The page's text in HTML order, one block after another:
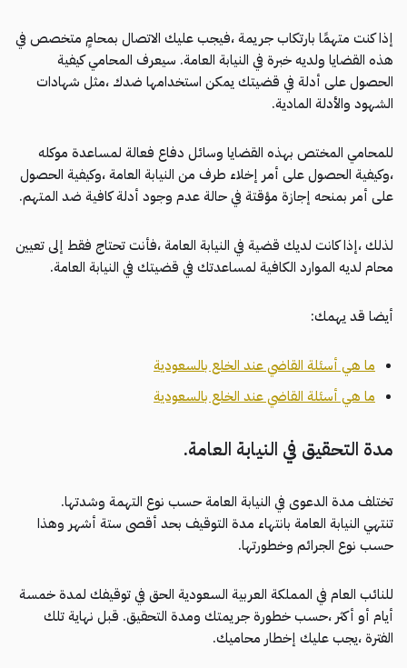
إذا كنت متهمًا بارتكاب جريمة ،فيجب عليك الاتصال بمحامٍ متخصص في
هذه القضايا ولديه خبرة في النيابة العامة. سيعرف المحامي كيفية
الحصول على أدلة في قضيتك يمكن استخدامها ضدك ،مثل شهادات
الشهود والأدلة المادية.
للمحامي المختص بهذه القضايا وسائل دفاع فعالة لمساعدة موكله
،وكيفية الحصول على أمر إخلاء طرف من النيابة العامة ،وكيفية الحصول
على أمر بمنحه إجازة مؤقتة في حالة عدم وجود أدلة كافية ضد المتهم.
لذلك ،إذا كانت لديك قضية في النيابة العامة ،فأنت تحتاج فقط إلى تعيين
محام لديه الموارد الكافية لمساعدتك في قضيتك في النيابة العامة.
أيضا قد يهمك:
ما هي أسئلة القاضي عند الخلع بالسعودية
ما هي أسئلة القاضي عند الخلع بالسعودية
مدة التحقيق في النيابة العامة.
تختلف مدة الدعوى في النيابة العامة حسب نوع التهمة وشدتها.
تنتهي النيابة العامة بانتهاء مدة التوقيف بحد أقصى ستة أشهر وهذا
حسب نوع الجرائم وخطورتها.
للنائب العام في المملكة العربية السعودية الحق في توقيفك لمدة خمسة
أيام أو أكثر ،حسب خطورة جريمتك ومدة التحقيق. قبل نهاية تلك
الفترة ،يجب عليك إخطار محاميك.